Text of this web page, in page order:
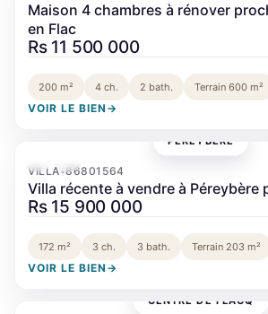
Maison 4 chambres à rénover
en Flac
Rs 11 500 000
200 m² 4 ch. 2 bath. Terrain 600 m²
VOIR LE BIEN →
PÉREYBÈRE
VILLA•86801564
Villa récente à vendre à Péreybère
Rs 15 900 000
172 m² 3 ch. 3 bath. Terrain 203 m²
VOIR LE BIEN →
CENTRE DE FLACQ